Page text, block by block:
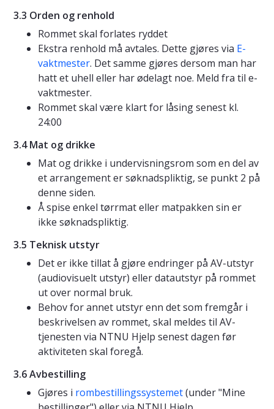
3.3 Orden og renhold
Rommet skal forlates ryddet
Ekstra renhold må avtales. Dette gjøres via E-
vaktmester. Det samme gjøres dersom man har
hatt et uhell eller har ødelagt noe. Meld fra til e-
vaktmester.
Rommet skal være klart for låsing senest kl.
24:00
3.4 Mat og drikke
Mat og drikke i undervisningsrom som en del av
et arrangement er søknadspliktig, se punkt 2 på
denne siden.
Å spise enkel tørrmat eller matpakken sin er
ikke søknadspliktig.
3.5 Teknisk utstyr
Det er ikke tillat å gjøre endringer på AV-utstyr
(audiovisuelt utstyr) eller datautstyr på rommet
ut over normal bruk.
Behov for annet utstyr enn det som fremgår i
beskrivelsen av rommet, skal meldes til AV-
tjenesten via NTNU Hjelp senest dagen før
aktiviteten skal foregå.
3.6 Avbestilling
Gjøres i rombestillingssystemet(under "Mine